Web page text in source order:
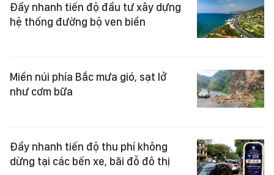
Đẩy nhanh tiến độ đầu tư xây dựng
hệ thống đường bộ ven biển
Miền núi phía Bắc mưa gió, sạt lở
như cơm bữa
Đẩy nhanh tiến độ thu phí không
dừng tại các bến xe, bãi đỗ đô thị